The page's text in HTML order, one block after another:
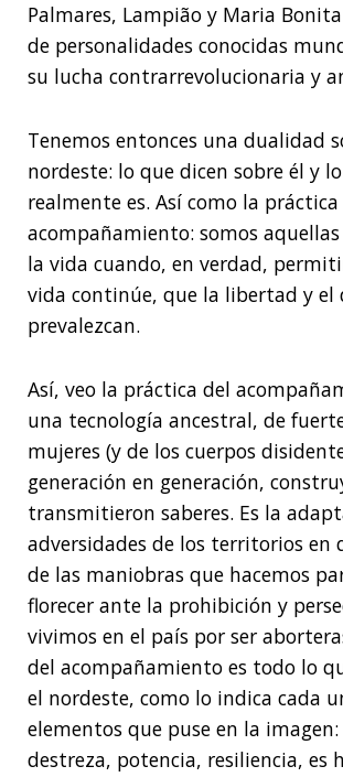
Palmares, Lampião y Maria
de personalidades conocidas
su lucha contrarrevolucionaria y
Tenemos entonces una dualidad
nordeste: lo que dicen sobre él y
realmente es. Así como la práctica
acompañamiento: somos
la vida cuando, en verdad,
vida continúe, que la libertad y el
prevalezcan.
Así, veo la práctica del
una tecnología ancestral, de
mujeres (y de los cuerpos
generación en generación,
transmitieron saberes. Es la
adversidades de los territorios en
de las maniobras que hacemos
florecer ante la prohibición y
vivimos en el país por ser
del acompañamiento es todo lo
el nordeste, como lo indica cada
elementos que puse en la
destreza, potencia, resiliencia, es